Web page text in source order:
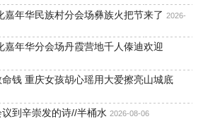
嘉年华民族村分会场彝族火把节来了 2026-
嘉年华分会场丹霞营地千人傣迪欢迎
钱 重庆女孩胡心瑶用大爱擦亮山城底
到辛崇发的诗//半桶水 2026-08-06